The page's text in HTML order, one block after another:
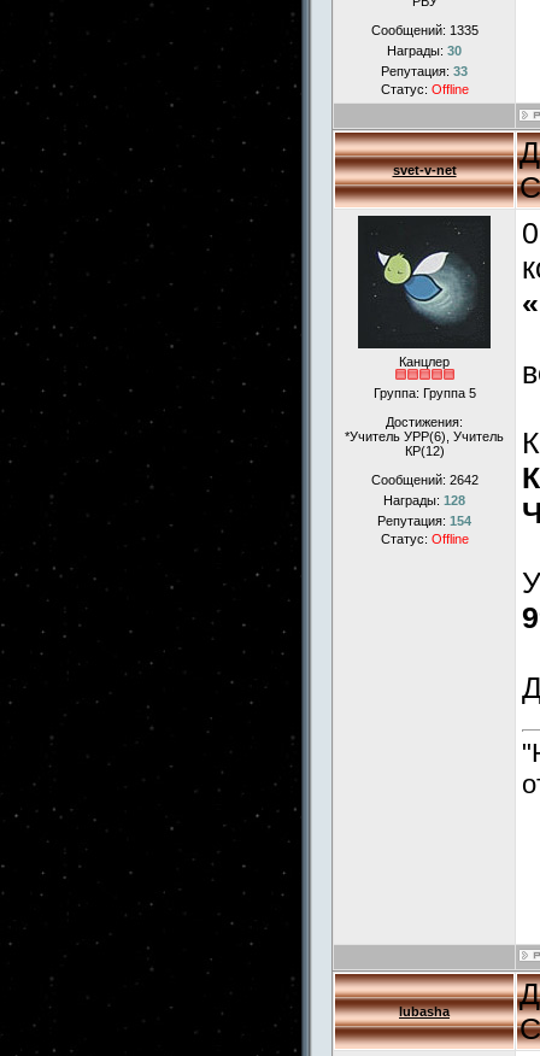
Сообщений: 1335
Награды: 30
Репутация: 33
Статус: Offline
svet-v-net
Канцлер
Группа: Группа 5
Достижения:
*Учитель УРР(6), Учитель
КР(12)
Сообщений: 2642
Награды: 128
Репутация: 154
Статус: Offline
lubasha